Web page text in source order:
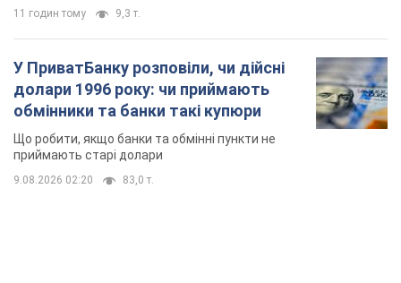
11 годин тому 9,3 т.
У ПриватБанку розповіли, чи дійсні
долари 1996 року: чи приймають
обмінники та банки такі купюри
Що робити, якщо банки та обмінні пункти не
приймають старі долари
9.08.2026 02:20 83,0 т.